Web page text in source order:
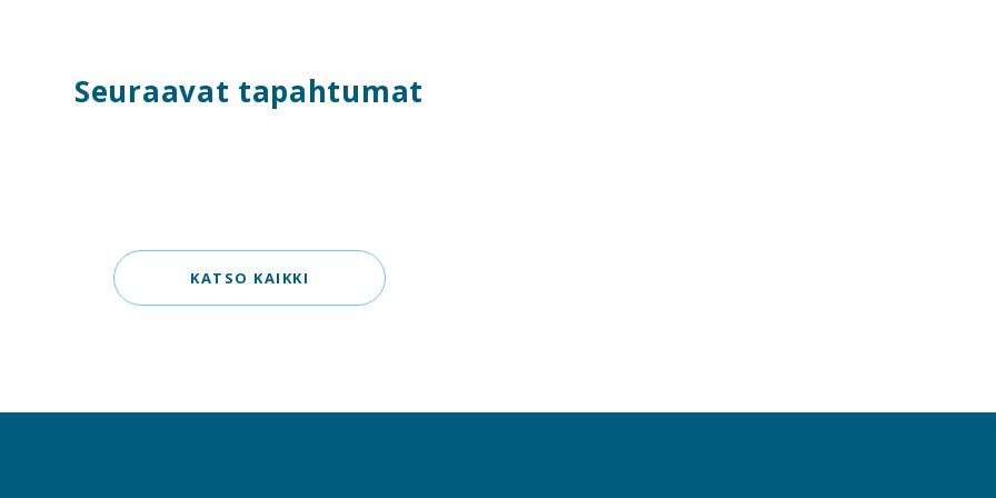
Seuraavat tapahtumat
KATSO KAIKKI